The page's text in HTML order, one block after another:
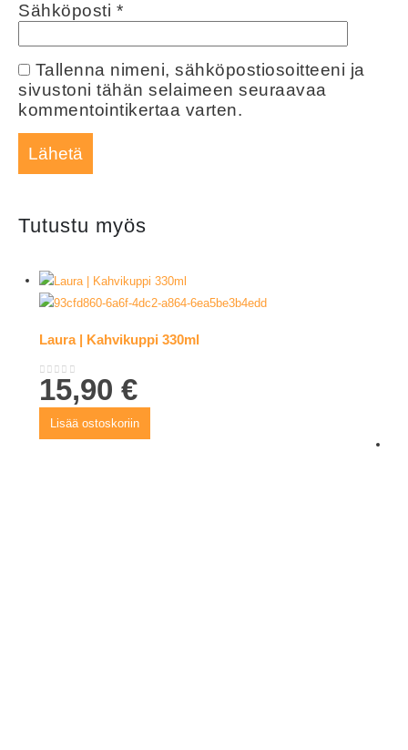
Sähköposti *
Tallenna nimeni, sähköpostiosoitteeni ja
sivustoni tähän selaimeen seuraavaa
kommentointikertaa varten.
Tutustu myös
Laura | Kahvikuppi 330ml
0out of 5
15,90€
Lisää ostoskoriin